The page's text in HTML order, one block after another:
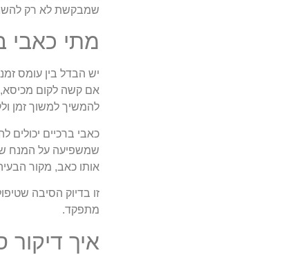
שמבקשת לא רק
מתי כאבי
יש הבדל בין עומס
אם קשה לקום מכיסא,
להמשיך למשוך זמן
כאבי ברכיים יכולים
שמשפיעה על המנח של
אותו כאב, מקור
זו בדיוק הסיבה
מתפקד.
איך דיקור